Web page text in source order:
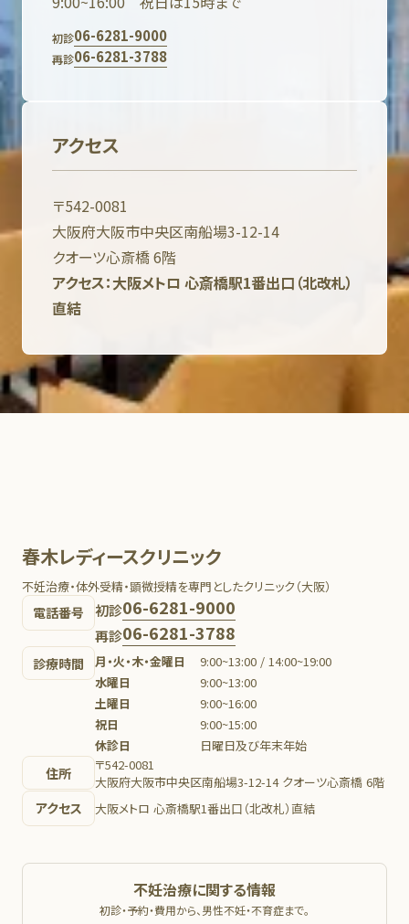
初診06-6281-9000
再診06-6281-3788
アクセス
〒542-0081
大阪府大阪市中央区南船場3-12-14
クオーツ心斎橋 6階
アクセス：大阪メトロ 心斎橋駅1番出口（北改札）
直結
春木レディースクリニック
不妊治療・体外受精・顕微授精を専門としたクリニック（大阪）
電話番号 初診06-6281-9000
再診06-6281-3788
診療時間 月・火・木・金曜日
9:00~13:00 / 14:00~19:00
水曜日
9:00~13:00
土曜日
9:00~16:00
祝日
9:00~15:00
休診日
日曜日及び年末年始
住所
〒542-0081
大阪府大阪市中央区南船場3-12-14 クオーツ心斎橋 6階
アクセス 大阪メトロ 心斎橋駅1番出口（北改札）直結
不妊治療に関する情報
初診・予約・費用から、男性不妊・不育症まで。